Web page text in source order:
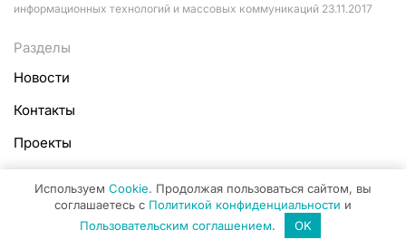
информационных технологий и массовых коммуникаций 23.11.2017
Разделы
Новости
Контакты
Проекты
Услуги
Документация
Используем Cookie. Продолжая пользоваться сайтом, вы
соглашаетесь с Политикой конфиденциальности и
Пользовательским соглашением. OK